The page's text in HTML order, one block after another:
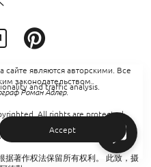
являются авторскими. Все
законодательством.
Роман Адлер.
All rights are protected
law.
Roman Adler.
据著作权法保留所有权利。 此致，摄
and traffic analysis.
Accept